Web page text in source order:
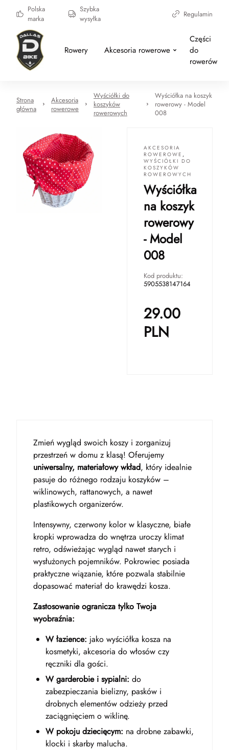
Polska
marka
Szybka
wysyłka
Regulamin
Rowery Akcesoria rowerowe
Części
do
rowerów
Strona
główna
Akcesoria
rowerowe
Wyściółki do
koszyków
rowerowych
Wyściółka na koszyk
rowerowy - Model
008
AKCESORIA
ROWEROWE ,
WYŚCIÓŁKI DO
KOSZYKÓW
ROWEROWYCH
Wyściółka
na koszyk
rowerowy
- Model
008
Kod produktu:
5905538147164
29.00
PLN
Zmień wygląd swoich koszy i zorganizuj
przestrzeń w domu z klasą! Oferujemy
uniwersalny, materiałowy wkład, który idealnie
pasuje do różnego rodzaju koszyków –
wiklinowych, rattanowych, a nawet
plastikowych organizerów.
Intensywny, czerwony kolor w klasyczne, białe
kropki wprowadza do wnętrza uroczy klimat
retro, odświeżając wygląd nawet starych i
wysłużonych pojemników. Pokrowiec posiada
praktyczne wiązanie, które pozwala stabilnie
dopasować materiał do krawędzi kosza.
Zastosowanie ogranicza tylko Twoja
wyobraźnia:
W łazience: jako wyściółka kosza na
kosmetyki, akcesoria do włosów czy
ręczniki dla gości.
W garderobie i sypialni: do
zabezpieczania bielizny, pasków i
drobnych elementów odzieży przed
zaciągnięciem o wiklinę.
W pokoju dziecięcym: na drobne zabawki,
klocki i skarby malucha.